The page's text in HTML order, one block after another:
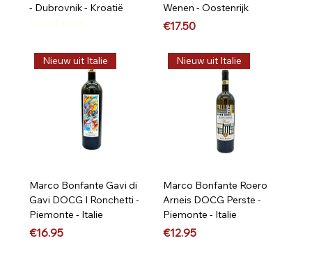
- Dubrovnik - Kroatië
Wenen - Oostenrijk
Price
€17.50
Nieuw uit Italie
Marco Bonfante Gavi di
Gavi DOCG I Ronchetti -
Piemonte - Italie
Price
€16.95
Nieuw uit Italie
Marco Bonfante Roero
Arneis DOCG Perste -
Piemonte - Italie
Price
€12.95